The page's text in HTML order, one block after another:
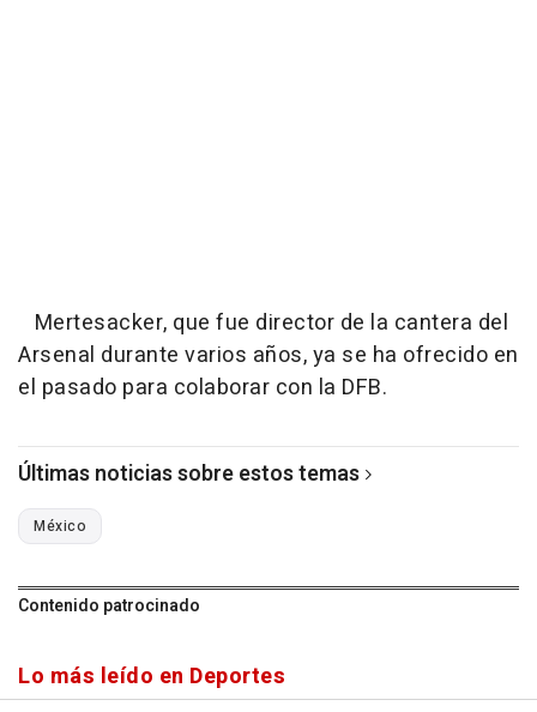
Mertesacker, que fue director de la cantera del
Arsenal durante varios años, ya se ha ofrecido en
el pasado para colaborar con la DFB.
Últimas noticias sobre estos temas
México
Contenido patrocinado
Lo más leído en Deportes